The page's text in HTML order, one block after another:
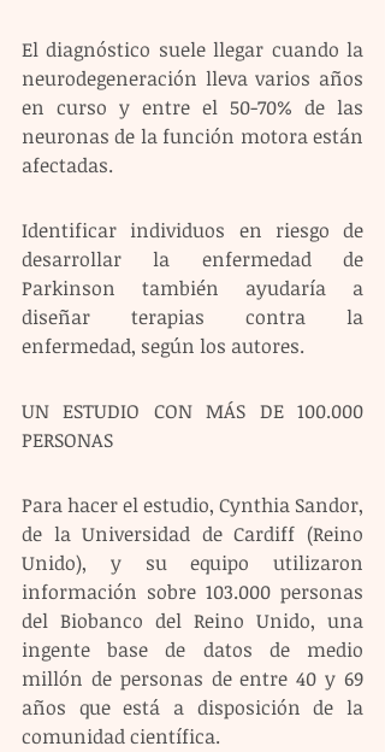
El diagnóstico suele llegar cuando la
neurodegeneración lleva varios años
en curso y entre el 50-70% de las
neuronas de la función motora están
afectadas.
Identificar individuos en riesgo de
desarrollar la enfermedad de
Parkinson también ayudaría a
diseñar terapias contra la
enfermedad, según los autores.
UN ESTUDIO CON MÁS DE 100.000
PERSONAS
Para hacer el estudio, Cynthia Sandor,
de la Universidad de Cardiff (Reino
Unido), y su equipo utilizaron
información sobre 103.000 personas
del Biobanco del Reino Unido, una
ingente base de datos de medio
millón de personas de entre 40 y 69
años que está a disposición de la
comunidad científica.